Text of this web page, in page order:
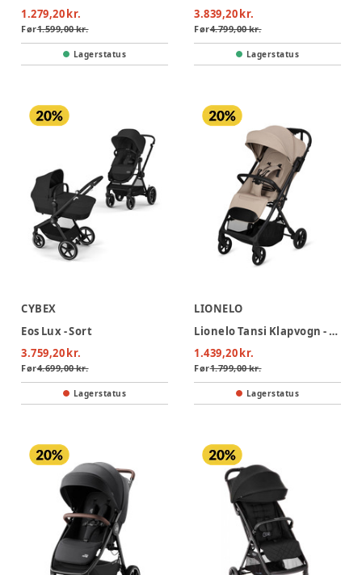
1.279,20 kr.
Før1.599,00 kr.
Lagerstatus
3.839,20 kr.
Før4.799,00 kr.
Lagerstatus
CYBEX
Eos Lux - Sort
3.759,20 kr.
Før4.699,00 kr.
Lagerstatus
LIONELO
Lionelo Tansi Klapvogn - Beige Sand
1.439,20 kr.
Før1.799,00 kr.
Lagerstatus